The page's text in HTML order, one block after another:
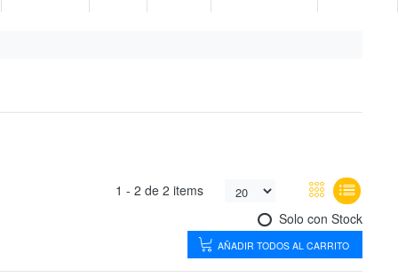
1 - 2 de 2 items
Solo con Stock
AÑADIR TODOS AL CARRITO